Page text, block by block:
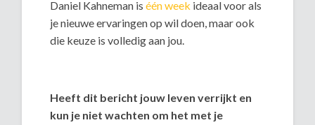
Daniel Kahneman iséén week ideaal voor als
je nieuwe ervaringen op wil doen, maar ook
die keuze is volledig aan jou.
Heeft dit bericht jouw leven verrijkt en
kun je niet wachten om het met je